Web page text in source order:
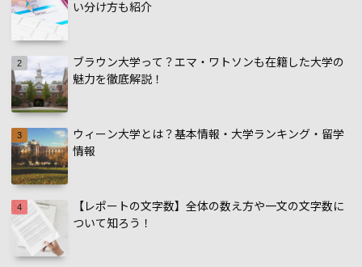
い分け方も紹介
ブラウン大学って？エマ・ワトソンも在籍した大学の
魅力を徹底解説！
ウィーン大学とは？基本情報・大学ランキング・留学
情報
【レポートの文字数】全体の数え方や一文の文字数に
ついて知ろう！